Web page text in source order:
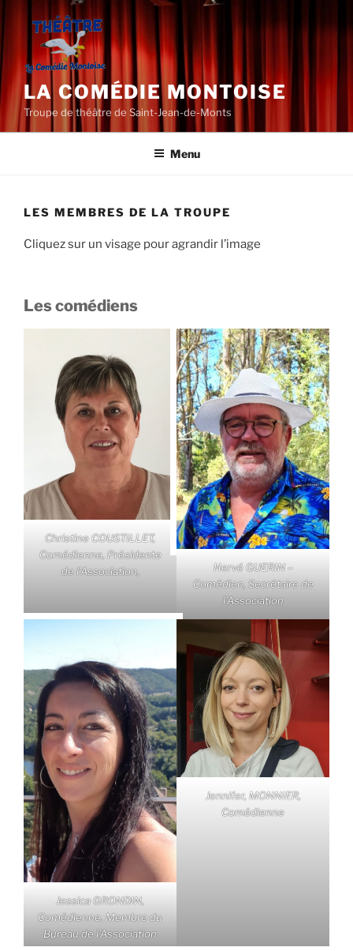
contenu
principal
LA COMÉDIE MONTOISE
Troupe de théâtre de Saint-Jean-de-Monts
Menu
LES MEMBRES DE LA TROUPE
Cliquez sur un visage pour agrandir l’image
Les comédiens
Christine COUSTILLET,
Comédienne, Présidente
de l’Association,
Hervé GUERIN –
Comédien, Secrétaire de
l’Association
Jessica GRONDIN,
Comédienne, Membre du
Bureau de l’Association
Jennifer, MONNIER,
Comédienne